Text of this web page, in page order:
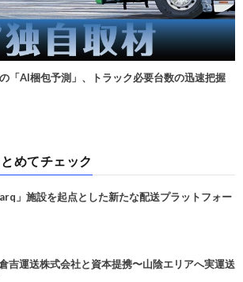
「AI梱包予測」、トラック必要台数の迅速把握
とめてチェック
」施設を起点とした新たな配送プラットフォー
運送株式会社と資本提携〜山陰エリアへ実運送